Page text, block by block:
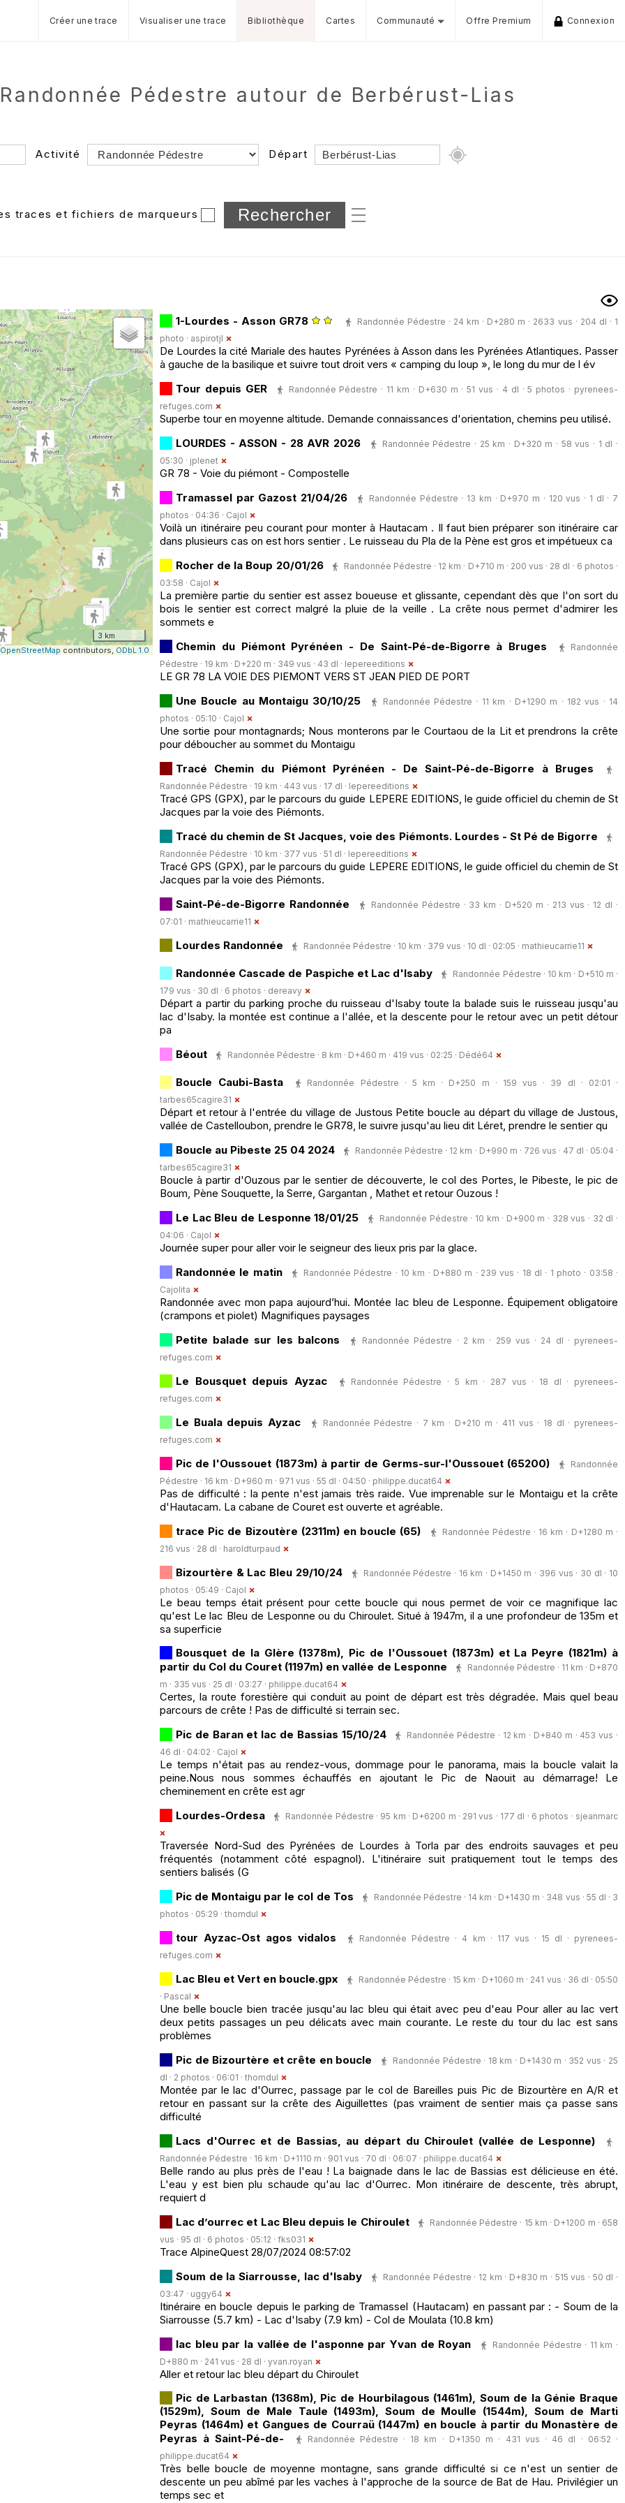
Créer une trace Visualiser une trace Bibliothèque Cartes Communauté Offre Premium Connexion
Pédestre autour de Berbérust-Lias
Activité Départ
Dossier
et sous-dossiers
traces et fichiers de marqueurs
3 km
OpenStreetMap contributors, ODbL 1.0
1-Lourdes - Asson GR78
Randonnée Pédestre · 24 km · D+280 m · 2633 vus · 204 dl · 1
photo · aspirotjl
De Lourdes la cité Mariale des hautes Pyrénées à Asson dans les Pyrénées Atlantiques. Passer
à gauche de la basilique et suivre tout droit vers « camping du loup », le long du mur de l év
Tour depuis GER
Randonnée Pédestre · 11 km · D+630 m · 51 vus · 4 dl · 5 photos · pyrenees-
refuges.com
Superbe tour en moyenne altitude. Demande connaissances d'orientation, chemins peu utilisé.
LOURDES - ASSON - 28 AVR 2026
Randonnée Pédestre · 25 km · D+320 m · 58 vus · 1 dl ·
05:30 · jplenet
GR 78 - Voie du piémont - Compostelle
Tramassel par Gazost 21/04/26
Randonnée Pédestre · 13 km · D+970 m · 120 vus · 1 dl · 7
photos · 04:36 · Cajol
Voilà un itinéraire peu courant pour monter à Hautacam . Il faut bien préparer son itinéraire car
dans plusieurs cas on est hors sentier . Le ruisseau du Pla de la Pène est gros et impétueux ca
Rocher de la Boup 20/01/26
Randonnée Pédestre · 12 km · D+710 m · 200 vus · 28 dl · 6 photos ·
03:58 · Cajol
La première partie du sentier est assez boueuse et glissante, cependant dès que l'on sort du
bois le sentier est correct malgré la pluie de la veille . La crête nous permet d'admirer les
sommets e
Chemin du Piémont Pyrénéen - De Saint-Pé-de-Bigorre à Bruges
Randonnée
Pédestre · 19 km · D+220 m · 349 vus · 43 dl · lepereeditions
LE GR 78 LA VOIE DES PIEMONT VERS ST JEAN PIED DE PORT
Une Boucle au Montaigu 30/10/25
Randonnée Pédestre · 11 km · D+1290 m · 182 vus · 14
photos · 05:10 · Cajol
Une sortie pour montagnards; Nous monterons par le Courtaou de la Lit et prendrons la crête
pour déboucher au sommet du Montaigu
Tracé Chemin du Piémont Pyrénéen - De Saint-Pé-de-Bigorre à Bruges
Randonnée Pédestre · 19 km · 443 vus · 17 dl · lepereeditions
Tracé GPS (GPX), par le parcours du guide LEPERE EDITIONS, le guide officiel du chemin de St
Jacques par la voie des Piémonts.
Tracé du chemin de St Jacques, voie des Piémonts. Lourdes - St Pé de Bigorre
Randonnée Pédestre · 10 km · 377 vus · 51 dl · lepereeditions
Tracé GPS (GPX), par le parcours du guide LEPERE EDITIONS, le guide officiel du chemin de St
Jacques par la voie des Piémonts.
Saint-Pé-de-Bigorre Randonnée
Randonnée Pédestre · 33 km · D+520 m · 213 vus · 12 dl ·
07:01 · mathieucarrie11
Lourdes Randonnée Randonnée Pédestre · 10 km · 379 vus · 10 dl · 02:05 · mathieucarrie11
Randonnée Cascade de Paspiche et Lac d'Isaby
Randonnée Pédestre · 10 km · D+510 m ·
179 vus · 30 dl · 6 photos · dereavy
Départ a partir du parking proche du ruisseau d'Isaby toute la balade suis le ruisseau jusqu'au
lac d'Isaby. la montée est continue a l'allée, et la descente pour le retour avec un petit détour
pa
Béout
Randonnée Pédestre · 8 km · D+460 m · 419 vus · 02:25 · Dédé64
Boucle Caubi-Basta
Randonnée Pédestre · 5 km · D+250 m · 159 vus · 39 dl · 02:01 ·
tarbes65cagire31
Départ et retour à l'entrée du village de Justous Petite boucle au départ du village de Justous,
vallée de Castelloubon, prendre le GR78, le suivre jusqu'au lieu dit Léret, prendre le sentier qu
Boucle au Pibeste 25 04 2024
Randonnée Pédestre · 12 km · D+990 m · 726 vus · 47 dl · 05:04 ·
tarbes65cagire31
Boucle à partir d'Ouzous par le sentier de découverte, le col des Portes, le Pibeste, le pic de
Boum, Pène Souquette, la Serre, Gargantan , Mathet et retour Ouzous !
Le Lac Bleu de Lesponne 18/01/25
Randonnée Pédestre · 10 km · D+900 m · 328 vus · 32 dl ·
04:06 · Cajol
Journée super pour aller voir le seigneur des lieux pris par la glace.
Randonnée le matin
Randonnée Pédestre · 10 km · D+880 m · 239 vus · 18 dl · 1 photo · 03:58 ·
Cajolita
Randonnée avec mon papa aujourd’hui. Montée lac bleu de Lesponne. Équipement obligatoire
(crampons et piolet) Magnifiques paysages
Petite balade sur les balcons
Randonnée Pédestre · 2 km · 259 vus · 24 dl · pyrenees-
refuges.com
Le Bousquet depuis Ayzac Randonnée Pédestre · 5 km · 287 vus · 18 dl · pyrenees-
refuges.com
Le Buala depuis Ayzac Randonnée Pédestre · 7 km · D+210 m · 411 vus · 18 dl · pyrenees-
refuges.com
Pic de l'Oussouet (1873m) à partir de Germs-sur-l'Oussouet (65200)
Randonnée
Pédestre · 16 km · D+960 m · 971 vus · 55 dl · 04:50 · philippe.ducat64
Pas de difficulté : la pente n'est jamais très raide. Vue imprenable sur le Montaigu et la crête
d'Hautacam. La cabane de Couret est ouverte et agréable.
trace Pic de Bizoutère (2311m) en boucle (65)
Randonnée Pédestre · 16 km · D+1280 m ·
216 vus · 28 dl · haroldturpaud
Bizourtère & Lac Bleu 29/10/24
Randonnée Pédestre · 16 km · D+1450 m · 396 vus · 30 dl · 10
photos · 05:49 · Cajol
Le beau temps était présent pour cette boucle qui nous permet de voir ce magnifique lac
qu'est Le lac Bleu de Lesponne ou du Chiroulet. Situé à 1947m, il a une profondeur de 135m et
sa superficie
Bousquet de la Glère (1378m), Pic de l'Oussouet (1873m) et La Peyre (1821m) à
partir du Col du Couret (1197m) en vallée de Lesponne
Randonnée Pédestre · 11 km · D+870
m · 335 vus · 25 dl · 03:27 · philippe.ducat64
Certes, la route forestière qui conduit au point de départ est très dégradée. Mais quel beau
parcours de crête ! Pas de difficulté si terrain sec.
Pic de Baran et lac de Bassias 15/10/24
Randonnée Pédestre · 12 km · D+840 m · 453 vus ·
46 dl · 04:02 · Cajol
Le temps n'était pas au rendez-vous, dommage pour le panorama, mais la boucle valait la
peine.Nous nous sommes échauffés en ajoutant le Pic de Naouit au démarrage! Le
cheminement en crête est agr
Lourdes-Ordesa
Randonnée Pédestre · 95 km · D+6200 m · 291 vus · 177 dl · 6 photos · sjeanmarc
Traversée Nord-Sud des Pyrénées de Lourdes à Torla par des endroits sauvages et peu
fréquentés (notamment côté espagnol). L'itinéraire suit pratiquement tout le temps des
sentiers balisés (G
Pic de Montaigu par le col de Tos
Randonnée Pédestre · 14 km · D+1430 m · 348 vus · 55 dl · 3
photos · 05:29 · thomdul
tour Ayzac-Ost agos vidalos Randonnée Pédestre · 4 km · 117 vus · 15 dl · pyrenees-
refuges.com
Lac Bleu et Vert en boucle.gpx
Randonnée Pédestre · 15 km · D+1060 m · 241 vus · 36 dl · 05:50
· Pascal
Une belle boucle bien tracée jusqu'au lac bleu qui était avec peu d'eau Pour aller au lac vert
deux petits passages un peu délicats avec main courante. Le reste du tour du lac est sans
problèmes
Pic de Bizourtère et crête en boucle
Randonnée Pédestre · 18 km · D+1430 m · 352 vus · 25
dl · 2 photos · 06:01 · thomdul
Montée par le lac d'Ourrec, passage par le col de Bareilles puis Pic de Bizourtère en A/R et
retour en passant sur la crête des Aiguillettes (pas vraiment de sentier mais ça passe sans
difficulté
Lacs d'Ourrec et de Bassias, au départ du Chiroulet (vallée de Lesponne)
Randonnée Pédestre · 16 km · D+1110 m · 901 vus · 70 dl · 06:07 · philippe.ducat64
Belle rando au plus près de l'eau ! La baignade dans le lac de Bassias est délicieuse en été.
L'eau y est bien plu schaude qu'au lac d'Ourrec. Mon itinéraire de descente, très abrupt,
requiert d
Lac d’ourrec et Lac Bleu depuis le Chiroulet
Randonnée Pédestre · 15 km · D+1200 m · 658
vus · 95 dl · 6 photos · 05:12 · fks031
Trace AlpineQuest 28/07/2024 08:57:02
Soum de la Siarrousse, lac d'Isaby
Randonnée Pédestre · 12 km · D+830 m · 515 vus · 50 dl ·
03:47 · uggy64
Itinéraire en boucle depuis le parking de Tramassel (Hautacam) en passant par : - Soum de la
Siarrousse (5.7 km) - Lac d'Isaby (7.9 km) - Col de Moulata (10.8 km)
lac bleu par la vallée de l'asponne par Yvan de Royan
Randonnée Pédestre · 11 km ·
D+880 m · 241 vus · 28 dl · yvan.royan
Aller et retour lac bleu départ du Chiroulet
Pic de Larbastan (1368m), Pic de Hourbilagous (1461m), Soum de la Génie Braque
(1529m), Soum de Male Taule (1493m), Soum de Moulle (1544m), Soum de Marti
Peyras (1464m) et Gangues de Courraü (1447m) en boucle à partir du Monastère de
Peyras à Saint-Pé-de-
Randonnée Pédestre · 18 km · D+1350 m · 431 vus · 46 dl · 06:52 ·
philippe.ducat64
Très belle boucle de moyenne montagne, sans grande difficulté si ce n'est un sentier de
descente un peu abîmé par les vaches à l'approche de la source de Bat de Hau. Privilégier un
temps sec et